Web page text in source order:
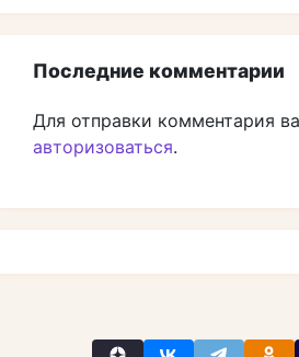
Последние комментарии
Для отправки комментария
авторизоваться.